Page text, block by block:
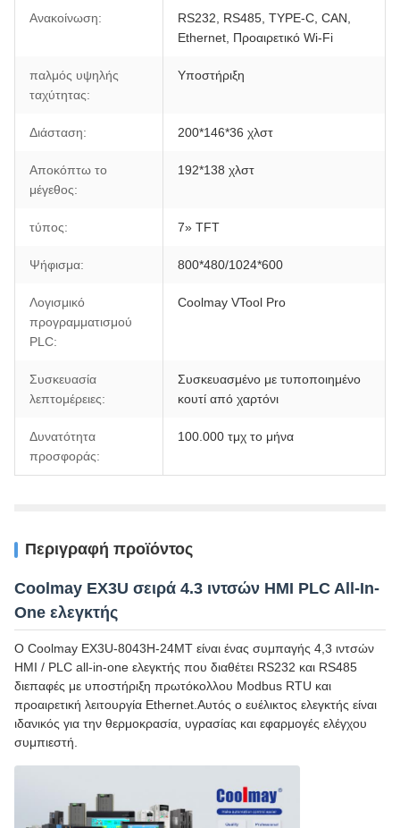
Ανακοίνωση:
RS232, RS485, TYPE-C, CAN,
Ethernet, Προαιρετικό Wi-Fi
παλμός υψηλής
ταχύτητας:
Υποστήριξη
Διάσταση: 200*146*36 χλστ
Αποκόπτω το
μέγεθος:
192*138 χλστ
τύπος: 7» TFT
Ψήφισμα: 800*480/1024*600
Λογισμικό
προγραμματισμού
PLC:
Coolmay VTool Pro
Συσκευασία
λεπτομέρειες:
Συσκευασμένο με τυποποιημένο
κουτί από χαρτόνι
Δυνατότητα
προσφοράς:
100.000 τμχ το μήνα
Περιγραφή προϊόντος
Coolmay EX3U σειρά 4.3 ιντσών HMI PLC All-In-
One ελεγκτής
Ο Coolmay EX3U-8043H-24MT είναι ένας συμπαγής 4,3 ιντσών
HMI / PLC all-in-one ελεγκτής που διαθέτει RS232 και RS485
διεπαφές με υποστήριξη πρωτόκολλου Modbus RTU και
προαιρετική λειτουργία Ethernet.Αυτός ο ευέλικτος ελεγκτής είναι
ιδανικός για την θερμοκρασία, υγρασίας και εφαρμογές ελέγχου
συμπιεστή.